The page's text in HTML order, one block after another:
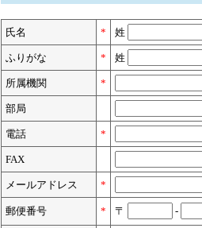
氏名 * 姓
ふりがな * 姓
所属機関 *
部局
電話 *
FAX
メールアドレス *
郵便番号 * 〒 -